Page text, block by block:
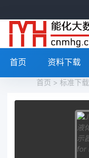
首页 资料下载
首页 > 标准下载